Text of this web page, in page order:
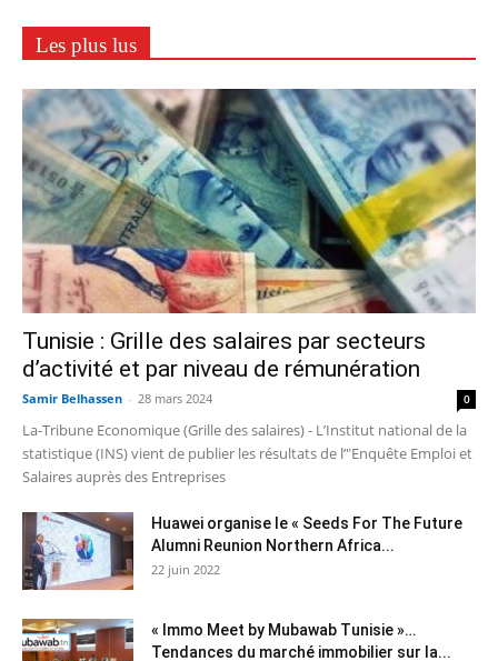
Les plus lus
Tunisie : Grille des salaires par secteurs
d’activité et par niveau de rémunération
Samir Belhassen - 28 mars 2024 0
La-Tribune Economique (Grille des salaires) - L’Institut national de la
statistique (INS) vient de publier les résultats de l’"Enquête Emploi et
Salaires auprès des Entreprises
Huawei organise le « Seeds For The Future
Alumni Reunion Northern Africa...
22 juin 2022
« Immo Meet by Mubawab Tunisie »…
Tendances du marché immobilier sur la...